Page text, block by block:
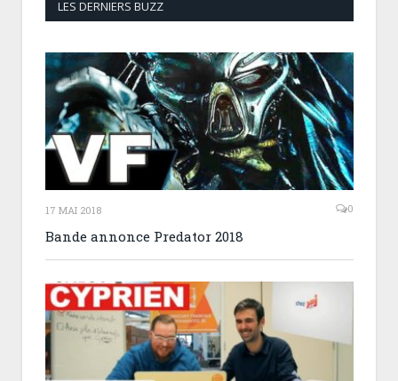
LES DERNIERS BUZZ
17 MAI 2018 0
Bande annonce Predator 2018